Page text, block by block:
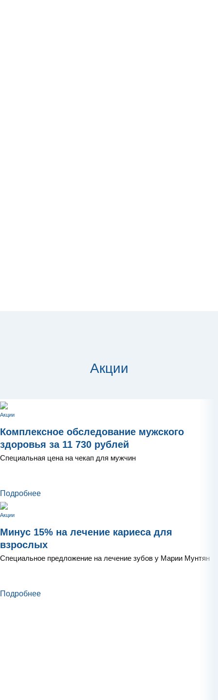
Акции
Акции
Комплексное обследование мужского
здоровья за 11 730 рублей
Специальная цена на чекап для мужчин
Подробнее
Акции
Минус 15% на лечение кариеса для
взрослых
Специальное предложение на лечение зубов у Марии Мунтян
Подробнее